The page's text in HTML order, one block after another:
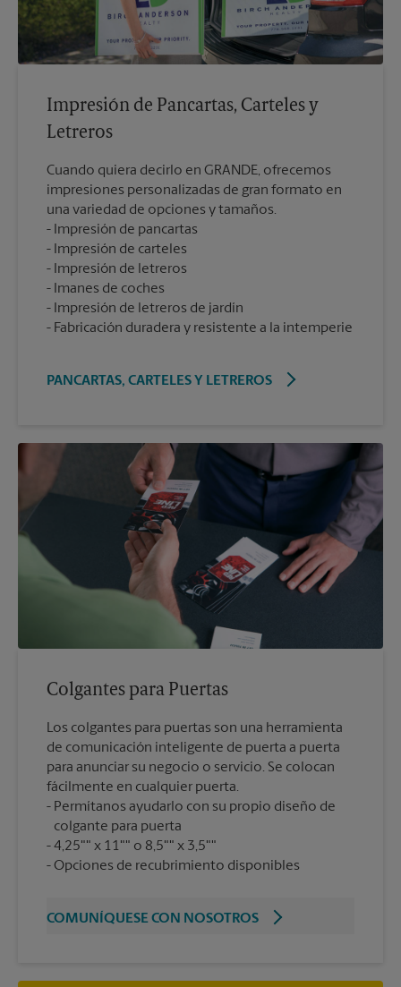
Impresión de Pancartas, Carteles y
Letreros
Cuando quiera decirlo en GRANDE, ofrecemos
impresiones personalizadas de gran formato en
una variedad de opciones y tamaños.
Impresión de pancartas
Impresión de carteles
Impresión de letreros
Imanes de coches
Impresión de letreros de jardín
Fabricación duradera y resistente a la intemperie
PANCARTAS, CARTELES Y LETREROS
Colgantes para Puertas
Los colgantes para puertas son una herramienta
de comunicación inteligente de puerta a puerta
para anunciar su negocio o servicio. Se colocan
fácilmente en cualquier puerta.
Permítanos ayudarlo con su propio diseño de
colgante para puerta
4,25"" x 11"" o 8,5"" x 3,5""
Opciones de recubrimiento disponibles
COMUNÍQUESE CON NOSOTROS